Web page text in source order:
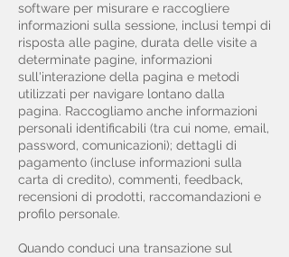
software per misurare e raccogliere
informazioni sulla sessione, inclusi tempi di
risposta alle pagine, durata delle visite a
determinate pagine, informazioni
sull'interazione della pagina e metodi
utilizzati per navigare lontano dalla
pagina. Raccogliamo anche informazioni
personali identificabili (tra cui nome, email,
password, comunicazioni); dettagli di
pagamento (incluse informazioni sulla
carta di credito), commenti, feedback,
recensioni di prodotti, raccomandazioni e
profilo personale.
Quando conduci una transazione sul